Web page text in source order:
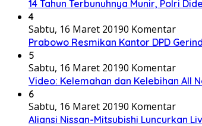
14 Tahun Terbunuhnya Munir, Polri
4
Sabtu, 16 Maret 20190 Komentar
Prabowo Resmikan Kantor DPD
5
Sabtu, 16 Maret 20190 Komentar
Video: Kelemahan dan Kelebihan All
6
Sabtu, 16 Maret 20190 Komentar
Aliansi Nissan-Mitsubishi Luncurkan